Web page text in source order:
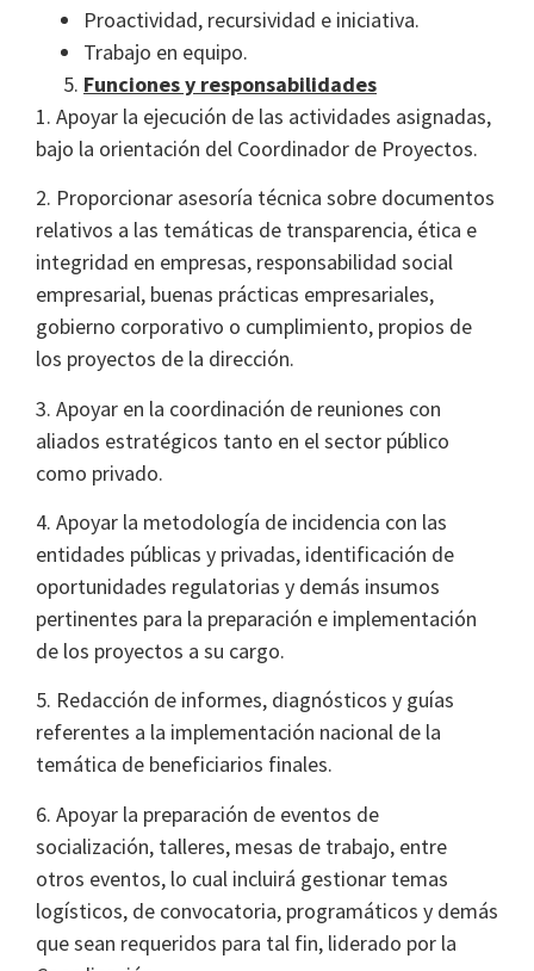
Proactividad, recursividad e iniciativa.
Trabajo en equipo.
Funciones y responsabilidades
1. Apoyar la ejecución de las actividades asignadas,
bajo la orientación del Coordinador de Proyectos.
2. Proporcionar asesoría técnica sobre documentos
relativos a las temáticas de transparencia, ética e
integridad en empresas, responsabilidad social
empresarial, buenas prácticas empresariales,
gobierno corporativo o cumplimiento, propios de
los proyectos de la dirección.
3. Apoyar en la coordinación de reuniones con
aliados estratégicos tanto en el sector público
como privado.
4. Apoyar la metodología de incidencia con las
entidades públicas y privadas, identificación de
oportunidades regulatorias y demás insumos
pertinentes para la preparación e implementación
de los proyectos a su cargo.
5. Redacción de informes, diagnósticos y guías
referentes a la implementación nacional de la
temática de beneficiarios finales.
6. Apoyar la preparación de eventos de
socialización, talleres, mesas de trabajo, entre
otros eventos, lo cual incluirá gestionar temas
logísticos, de convocatoria, programáticos y demás
que sean requeridos para tal fin, liderado por la